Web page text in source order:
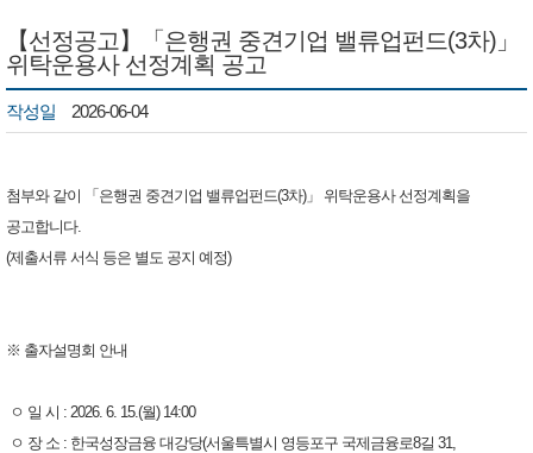
【선정공고】「은행권 중견기업 밸류업펀드(3차)」
위탁운용사 선정계획 공고
작성일 2026-06-04
첨부와 같이 「은행권 중견기업 밸류업펀드(3차)」 위탁운용사 선정계획을
공고합니다.
(제출서류 서식 등은 별도 공지 예정)
※ 출자설명회 안내
ㅇ 일 시 : 2026. 6. 15.(월) 14:00
ㅇ 장 소 : 한국성장금융 대강당(서울특별시 영등포구 국제금융로8길 31,